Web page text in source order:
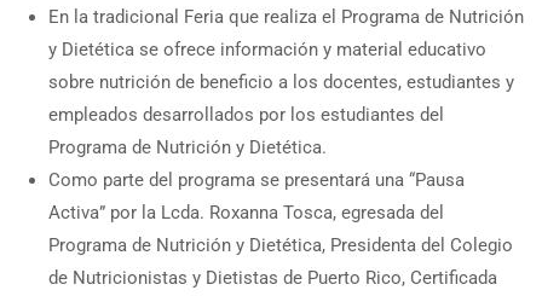
En la tradicional Feria que realiza el Programa de Nutrición
y Dietética se ofrece información y material educativo
sobre nutrición de beneficio a los docentes, estudiantes y
empleados desarrollados por los estudiantes del
Programa de Nutrición y Dietética.
Como parte del programa se presentará una “Pausa
Activa” por la Lcda. Roxanna Tosca, egresada del
Programa de Nutrición y Dietética, Presidenta del Colegio
de Nutricionistas y Dietistas de Puerto Rico, Certificada